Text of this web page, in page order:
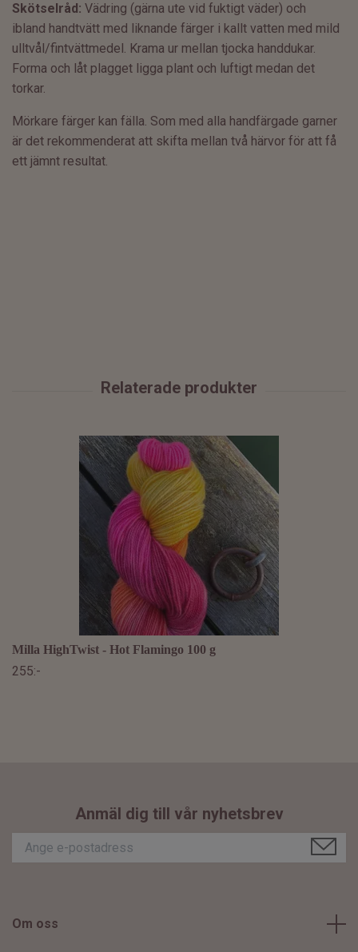
Skötselråd: Vädring (gärna ute vid fuktigt väder) och
ibland handtvätt med liknande färger i kallt vatten med mild
ulltvål/fintvättmedel. Krama ur mellan tjocka handdukar.
Forma och låt plagget ligga plant och luftigt medan det
torkar.
Mörkare färger kan fälla. Som med alla handfärgade garner
är det rekommenderat att skifta mellan två härvor för att få
ett jämnt resultat.
Milla HighTwist - Hot Flamingo 100 g
255:-
Anmäl dig till vår nyhetsbrev
Om oss